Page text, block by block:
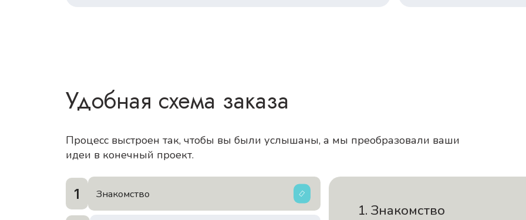
Удобная схема заказа
Процесс выстроен так, чтобы вы были услышаны, а мы преобразовали ваши
идеи в конечный проект.
1 Знакомство
1. Знакомство